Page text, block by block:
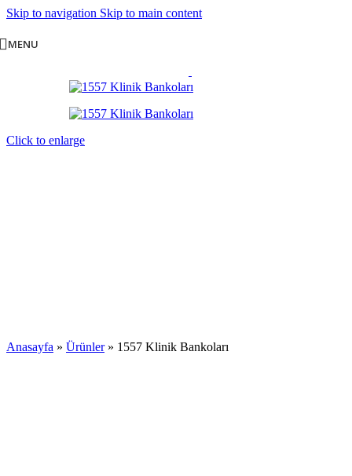
Skip to navigation Skip to main content
MENU
Click to enlarge
Anasayfa » Ürünler» 1557 Klinik Bankoları